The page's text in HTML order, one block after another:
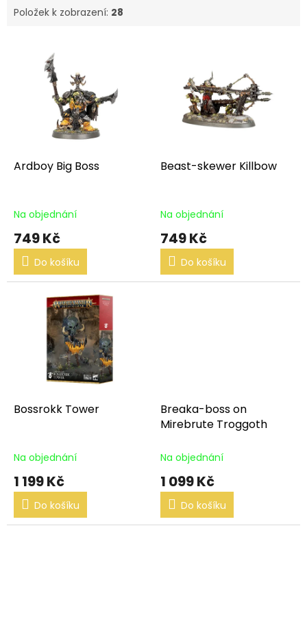
Položek k zobrazení: 28
dArdboy Big Boss
Na objednání
749 Kč
Do košíku
Beast-skewer Killbow
Na objednání
749 Kč
Do košíku
Bossrokk Tower
Na objednání
1 199 Kč
Do košíku
Breaka-boss on
Mirebrute Troggoth
Na objednání
1 099 Kč
Do košíku